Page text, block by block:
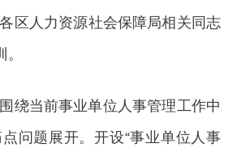
区人力资源社会保障局相关同志
当前事业单位人事管理工作中
问题展开。开设“事业单位人事